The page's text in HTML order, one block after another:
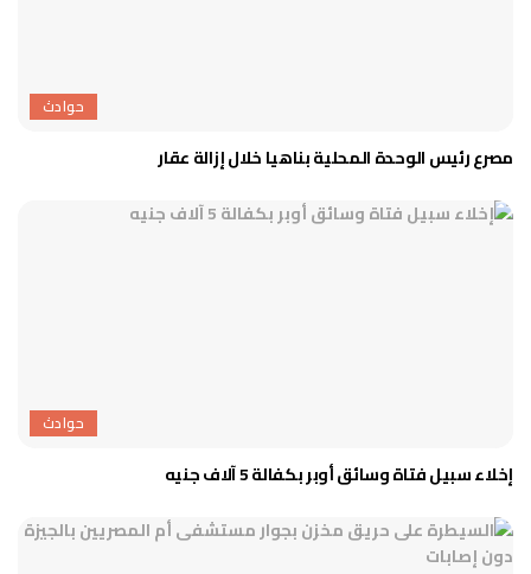
حوادث
مصرع رئيس الوحدة المحلية بناهيا خلال إزالة عقار
حوادث
إخلاء سبيل فتاة وسائق أوبر بكفالة 5 آلاف جنيه